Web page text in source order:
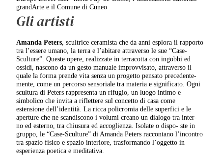
grandArte e il Comune di Cuneo
Gli artisti
Amanda Peters , scultrice ceramista che da anni esplora il rapporto
tra l’essere umano, la terra e l’abitare attraverso le sue “Case-
Sculture”. Queste opere, realizzate in terracotta con ingobbi ed
ossidi, nascono da un gesto manuale improvvisato, attraverso il
quale la forma prende vita senza un progetto pensato precedente-
mente, come un percorso sensoriale tra materia e significato. Ogni
scultura di Peters rappresenta un rifugio, un luogo intimo e
simbolico che invita a riflettere sul concetto di casa come
estensione dell’identità. La ricca policromia delle superfici e le
aperture che ne scandiscono i volumi creano un dialogo tra inter-
no ed esterno, tra chiusura ed accoglienza. Isolate o dispo- ste in
gruppo, le “Case-Sculture” di Amanda Peters raccontano l’incontro
tra spazio fisico e spazio interiore, trasformando l’oggetto in
esperienza poetica e meditativa.